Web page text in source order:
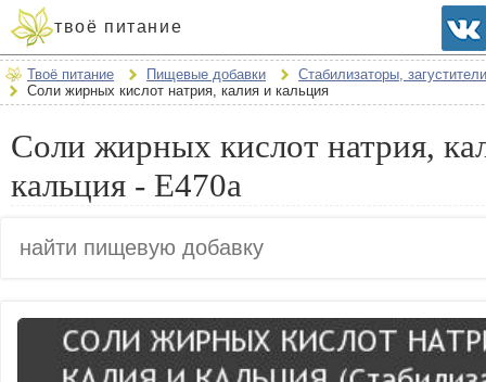
твоё питание
Твоё питание Пищевые добавки
Стабилизаторы,
Соли жирных кислот натрия, калия и кальция
Соли жирных кислот натрия,
кальция - E470a